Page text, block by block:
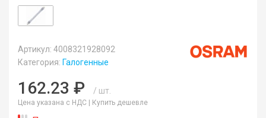
Артикул: 4008321928092
Категория: Галогенные
162.23 ₽ / шт.
Цена указана с НДС | Купить дешевле